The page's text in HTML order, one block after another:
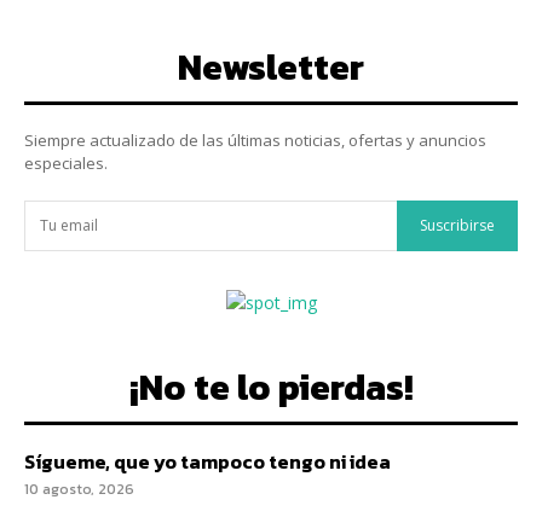
Newsletter
Siempre actualizado de las últimas noticias, ofertas y anuncios
especiales.
Suscribirse
¡No te lo pierdas!
Sígueme, que yo tampoco tengo ni idea
10 agosto, 2026